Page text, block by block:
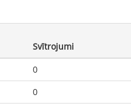
Svītrojumi
0
0